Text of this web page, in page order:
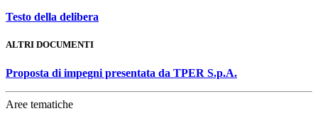
Testo della delibera
ALTRI DOCUMENTI
Proposta di impegni presentata da TPER S.p.A.
Aree tematiche